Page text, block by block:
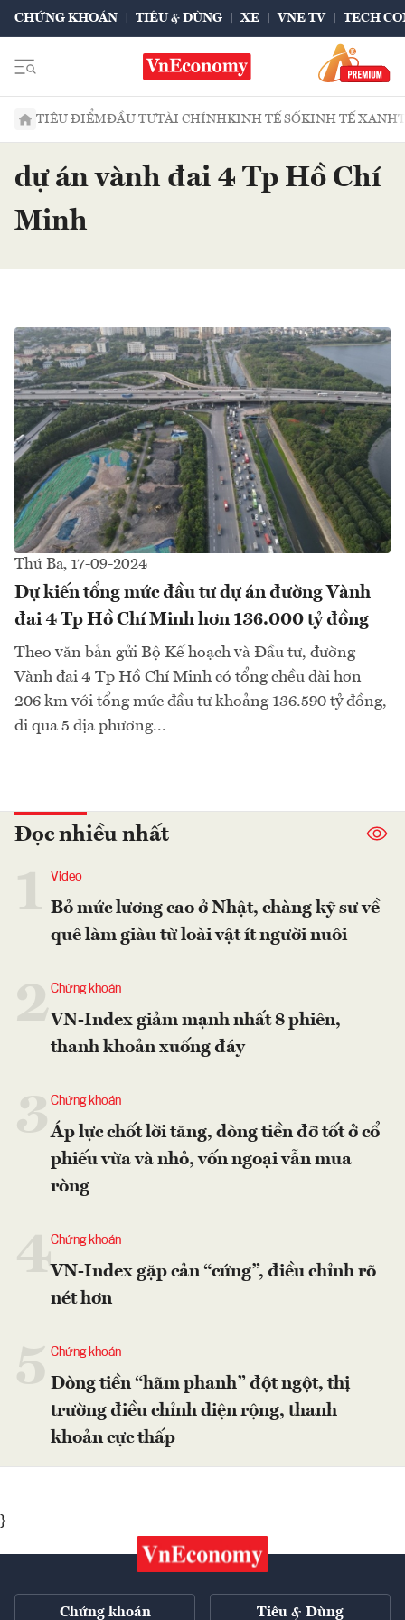
CHỨNG KHOÁN TIÊU & DÙNG XE VNE TV TECH
TIÊU ĐIỂMĐẦU TƯTÀI CHÍNHKINH TẾ SỐKINH TẾ XANH
dự án vành đai 4 Tp Hồ Chí
Minh
Thứ Ba, 17-09-2024
Dự kiến tổng mức đầu tư dự án đường Vành
đai 4 Tp Hồ Chí Minh hơn 136.000 tỷ đồng
Theo văn bản gửi Bộ Kế hoạch và Đầu tư, đường
Vành đai 4 Tp Hồ Chí Minh có tổng chều dài hơn
206 km với tổng mức đầu tư khoảng 136.590 tỷ đồng,
đi qua 5 địa phương...
Đọc nhiều nhất
Video
Bỏ mức lương cao ở Nhật, chàng kỹ sư về
quê làm giàu từ loài vật ít người nuôi
2Chứng khoán
VN-Index giảm mạnh nhất 8 phiên,
thanh khoản xuống đáy
Chứng khoán
Áp lực chốt lời tăng, dòng tiền đỡ tốt ở cổ
phiếu vừa và nhỏ, vốn ngoại vẫn mua
ròng
4Chứng khoán
VN-Index gặp cản “cứng”, điều chỉnh rõ
nét hơn
Chứng khoán
Dòng tiền “hãm phanh” đột ngột, thị
trường điều chỉnh diện rộng, thanh
khoản cực thấp
}
Chứng khoán Tiêu & Dùng